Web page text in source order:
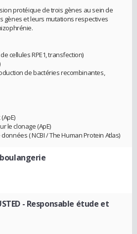
protéique de trois gènes au sein de
gènes et leurs mutations respectives
cellules RPE1, transfection)
de bactéries recombinantes,
le clonage (ApE)
( NCBI / The Human Protein Atlas)
- Responsable étude et